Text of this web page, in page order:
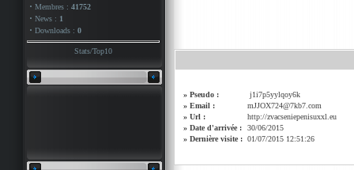
· Membres : 41752
· News : 1
· Downloads : 0
Stats/Top10
» Pseudo :
j1i7p5yylqoy6k
» Email :
mJJOX724@7kb7.com
» Url :
http://zvacseniepenisuxxl.eu
» Date d'arrivée :
30/06/2015
» Dernière visite : 01/07/2015 12:51:26